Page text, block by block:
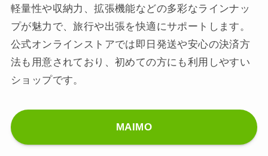
軽量性や収納力、拡張機能などの多彩なラインナッ
プが魅力で、旅行や出張を快適にサポートします。
公式オンラインストアでは即日発送や安心の決済方
法も用意されており、初めての方にも利用しやすい
ショップです。
MAIMO